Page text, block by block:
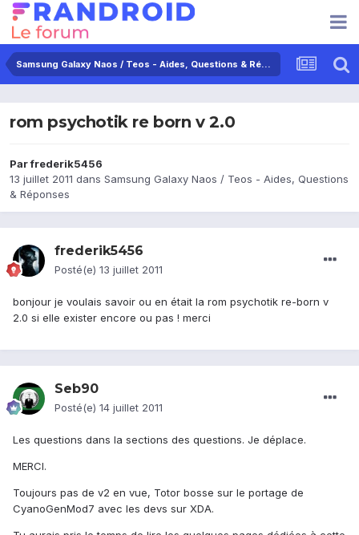
Samsung Galaxy Naos / Teos - Aides, Questions & Réponses
rom psychotik re born v 2.0
Parfrederik5456
13 juillet 2011 dans Samsung Galaxy Naos / Teos - Aides, Questions
& Réponses
frederik5456
Posté(e) 13 juillet 2011
bonjour je voulais savoir ou en était la rom psychotik re-born v
2.0 si elle exister encore ou pas ! merci
Seb90
Posté(e) 14 juillet 2011
Les questions dans la sections des questions. Je déplace.
MERCI.
Toujours pas de v2 en vue, Totor bosse sur le portage de
CyanoGenMod7 avec les devs sur XDA.